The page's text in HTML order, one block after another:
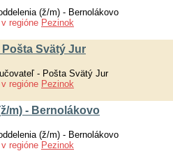
(ž/m) - Bernolákovo
v regióne Pezinok
Svätý Jur
- Pošta Svätý Jur
v regióne Pezinok
m) - Bernolákovo
(ž/m) - Bernolákovo
v regióne Pezinok